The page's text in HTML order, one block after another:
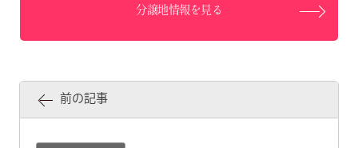
分譲地情報を見る
前の記事